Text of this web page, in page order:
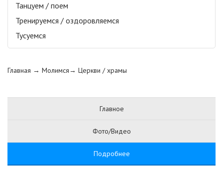
Танцуем / поем
Тренируемся / оздоровляемся
Тусуемся
Главная → Молимся→ Церкви / храмы
Главное
Фото/Видео
Подробнее